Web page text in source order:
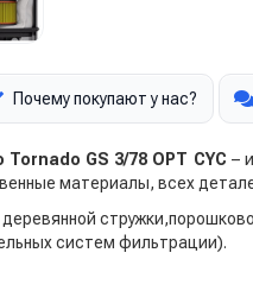
Почему покупают у нас?
GS 3/78 OPT CYC –
материалы, всех
систем фильтрации).